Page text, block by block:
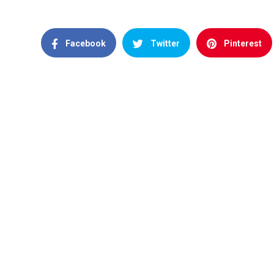
Facebook Twitter Pinterest